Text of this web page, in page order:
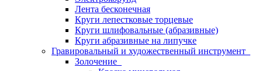
Лента бесконечная
Круги лепестковые торцевые
Круги шлифовальные (абразивные)
Круги абразивные на липучке
Гравировальный и художественный инструмент
Золочение